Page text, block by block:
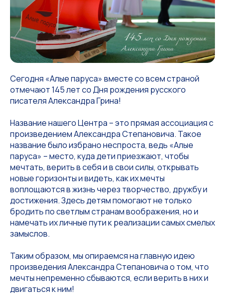
Сегодня «Алые паруса» вместе со всем страной
отмечают 145 лет со Дня рождения русского
писателя Александра Грина!
Название нашего Центра – это прямая ассоциация с
произведением Александра Степановича. Такое
название было избрано неспроста, ведь «Алые
паруса» – место, куда дети приезжают, чтобы
мечтать, верить в себя и в свои силы, открывать
новые горизонты и видеть, как их мечты
воплощаются в жизнь через творчество, дружбу и
достижения. Здесь детям помогают не только
бродить по светлым странам воображения, но и
намечать их личные пути к реализации самых смелых
замыслов.
Таким образом, мы опираемся на главную идею
произведения Александра Степановича о том, что
мечты непременно сбываются, если верить в них и
двигаться к ним!